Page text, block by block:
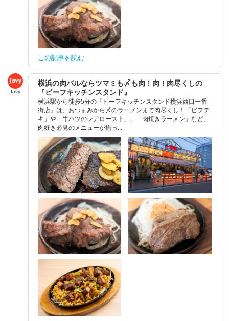
この記事を読む
favy
横浜の肉バルならツマミも〆も肉！肉！肉尽くしの
『ビーフキッチンスタンド』
横浜駅から徒歩5分の『ビーフキッチンスタンド横浜西口一番
街店』は、おつまみから〆のラーメンまで肉尽くし！「ビフテ
キ」や「牛ハツのレアロースト」、「肉焼きラーメン」など、
肉好き必見のメニューが揃っ...